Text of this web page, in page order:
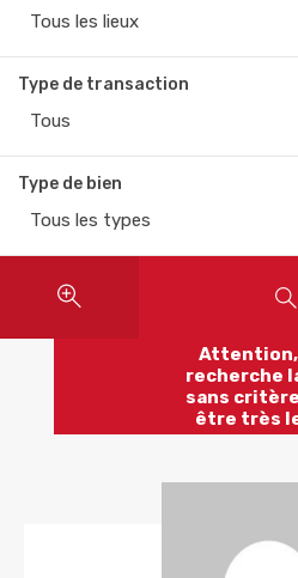
Tous les lieux
Type de transaction
Tous
Type de bien
Tous les types
Attention,
recherche
sans
être très